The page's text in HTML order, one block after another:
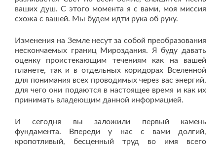
ваших душ. С этого момента я с вами, моя миссия
схожа с вашей. Мы будем идти рука об руку.
Изменения на Земле несут за собой преобразования
нескончаемых границ Мироздания. Я буду давать
оценку проистекающим течениям как на вашей
планете, так и в отдельных коридорах Вселенной
для понимания всех проводимых через вас энергий,
для чего они подаются в настоящее время и как их
принимать владеющим данной информацией.
И сегодня вы заложили первый камень
фундамента. Впереди у нас с вами долгий,
кропотливый, бесценный труд во имя всего